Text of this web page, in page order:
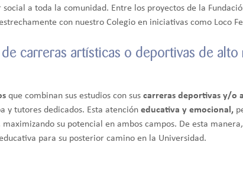
a toda la comunidad. Entre los proyectos de la
con nuestro Colegio en iniciativas como Loco
carreras artísticas o deportivas de
que combinan sus estudios con sus carreras deportivas y/o
y tutores dedicados. Esta atención educativa y emocional,
su potencial en ambos campos. De esta
para su posterior camino en la Universidad.